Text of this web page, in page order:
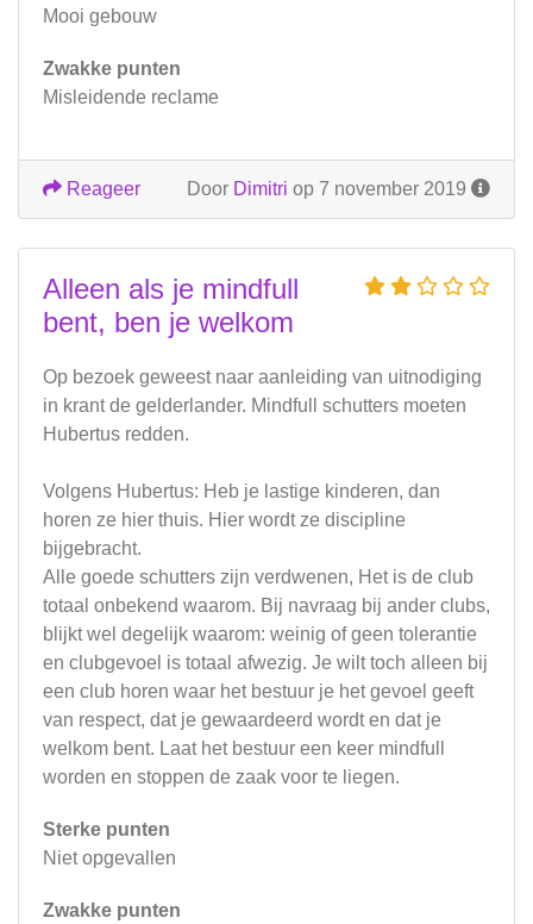
Mooi gebouw
Zwakke punten
Misleidende reclame
Door Dimitri op 7 november 2019
Reageer
Alleen als je mindfull
bent, ben je welkom
Op bezoek geweest naar aanleiding van uitnodiging
in krant de gelderlander. Mindfull schutters moeten
Hubertus redden.
Volgens Hubertus: Heb je lastige kinderen, dan
horen ze hier thuis. Hier wordt ze discipline
bijgebracht.
Alle goede schutters zijn verdwenen, Het is de club
totaal onbekend waarom. Bij navraag bij ander clubs,
blijkt wel degelijk waarom: weinig of geen tolerantie
en clubgevoel is totaal afwezig. Je wilt toch alleen bij
een club horen waar het bestuur je het gevoel geeft
van respect, dat je gewaardeerd wordt en dat je
welkom bent. Laat het bestuur een keer mindfull
worden en stoppen de zaak voor te liegen.
Sterke punten
Niet opgevallen
Zwakke punten